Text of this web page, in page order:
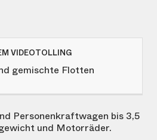
gemischte Flotten
Personenkraftwagen bis 3,5
und Motorräder.